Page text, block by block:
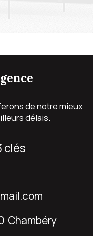
de notre mieux
délais.
clés
Chambéry